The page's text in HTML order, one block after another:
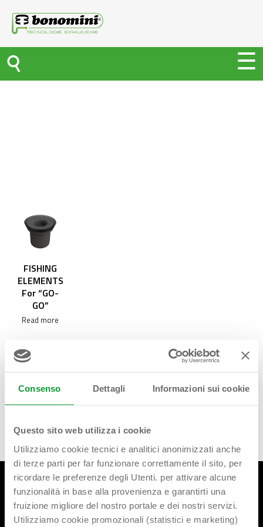
Consenso Dettagli Informazioni sui cookie
Questo sito web utilizza i cookie
Utilizziamo cookie tecnici e analitici anonimizzati anche
di terze parti per far funzionare correttamente il sito, per
ricordare le preferenze degli Utenti. per attivare alcune
funzionalità in base alla provenienza e garantirti una
fruizione migliore del nostro portale e dei nostri servizi.
Utilizziamo cookie promozionali (statistici e marketing)
FISHING
ELEMENTS
For “GO-
GO”
Read more